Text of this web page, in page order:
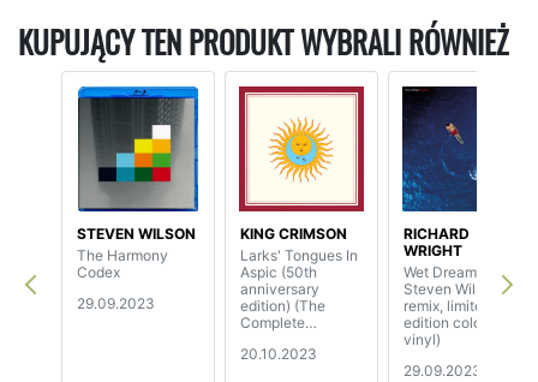
KUPUJĄCY TEN PRODUKT WYBRALI RÓWNIEŻ
STEVEN WILSON
The Harmony
Codex
29.09.2023
KING CRIMSON
Larks' Tongues In
Aspic (50th
anniversary
edition) (The
Complete
Mixes)
20.10.2023
RICHARD
WRIGHT
Wet Dream (2023
Steven Wilson
remix, limited
edition coloured
vinyl)
29.09.2023